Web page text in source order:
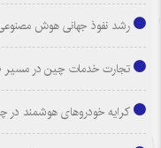
رشد نفوذ جهانی هوش
تجارت خدمات چین در مسیر
کرایه خودروهای هوشمند در